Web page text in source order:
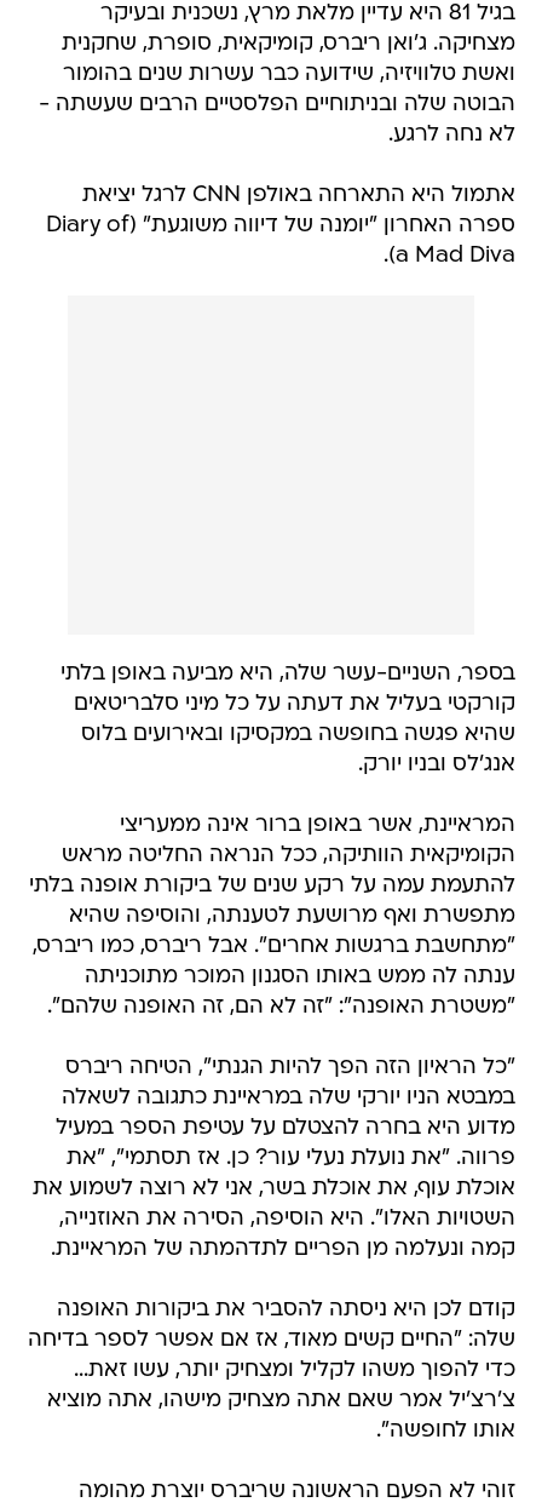
בגיל 81 היא עדיין מלאת מרץ, נשכנית ובעיקר
מצחיקה. ג'ואן ריברס, קומיקאית, סופרת, שחקנית
ואשת טלוויזיה, שידועה כבר עשרות שנים בהומור
הבוטה שלה ובניתוחיים הפלסטיים הרבים שעשתה -
לא נחה לרגע.
אתמול היא התארחה באולפן CNN לרגל יציאת
ספרה האחרון "יומנה של דיווה משוגעת" (Diary of
a Mad Diva).
בספר, השניים-עשר שלה, היא מביעה באופן בלתי
קורקטי בעליל את דעתה על כל מיני סלבריטאים
שהיא פגשה בחופשה במקסיקו ובאירועים בלוס
אנג'לס ובניו יורק.
המראיינת, אשר באופן ברור אינה ממעריצי
הקומיקאית הוותיקה, ככל הנראה החליטה מראש
להתעמת עמה על רקע שנים של ביקורת אופנה בלתי
מתפשרת ואף מרושעת לטענתה, והוסיפה שהיא
"מתחשבת ברגשות אחרים". אבל ריברס, כמו ריברס,
ענתה לה ממש באותו הסגנון המוכר מתוכניתה
"משטרת האופנה": "זה לא הם, זה האופנה שלהם".
"כל הראיון הזה הפך להיות הגנתי", הטיחה ריברס
במבטא הניו יורקי שלה במראיינת כתגובה לשאלה
מדוע היא בחרה להצטלם על עטיפת הספר במעיל
פרווה. "את נועלת נעלי עור? כן. אז תסתמי", "את
אוכלת עוף, את אוכלת בשר, אני לא רוצה לשמוע את
השטויות האלו". היא הוסיפה, הסירה את האוזנייה,
קמה ונעלמה מן הפריים לתדהמתה של המראיינת.
קודם לכן היא ניסתה להסביר את ביקורות האופנה
שלה: "החיים קשים מאוד, אז אם אפשר לספר בדיחה
כדי להפוך משהו לקליל ומצחיק יותר, עשו זאת...
צ'רצ'יל אמר שאם אתה מצחיק מישהו, אתה מוציא
אותו לחופשה".
זוהי לא הפעם הראשונה שריברס יוצרת מהומה